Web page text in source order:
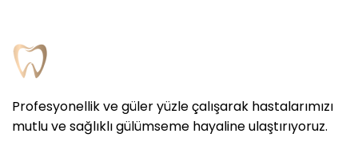
Profesyonellik ve güler yüzle çalışarak hastalarımızı
mutlu ve sağlıklı gülümseme hayaline ulaştırıyoruz.